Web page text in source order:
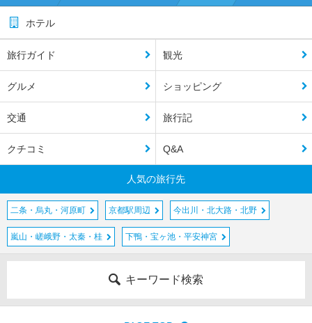
ホテル
旅行ガイド 観光
グルメ ショッピング
交通 旅行記
クチコミ Q&A
人気の旅行先
二条・烏丸・河原町 京都駅周辺 今出川・北大路・北野
嵐山・嵯峨野・太秦・桂 下鴨・宝ヶ池・平安神宮
キーワード検索